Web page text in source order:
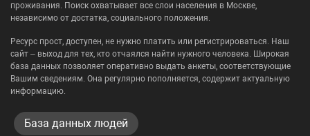
проживания. Поиск охватывает все слои населения в Москве,
независимо от достатка, социального положения.
Ресурс прост, доступен, не нужно платить или регистрироваться. Наш
сайт – выход для тех, кто отчаялся найти нужного человека. Широкая
база данных позволяет оперативно выдать анкеты, соответствующие
Вашим сведениям. Она регулярно пополняется, содержит актуальную
информацию.
База данных людей